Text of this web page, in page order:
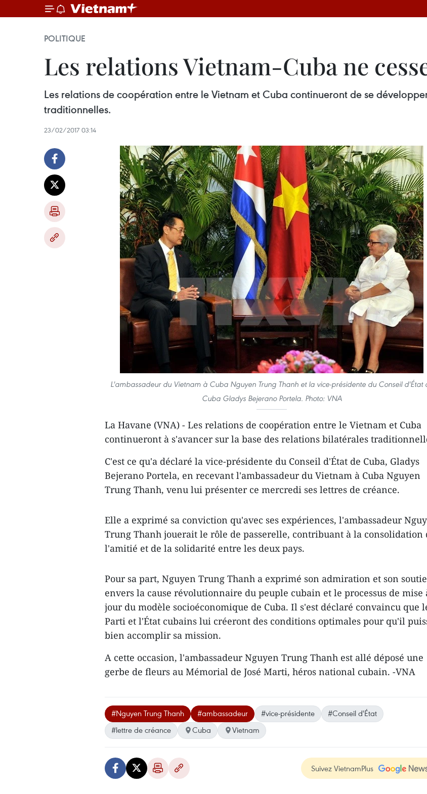
POLITIQUE
Les relations Vietnam-Cuba ne
Les relations de coopération entre le Vietnam et Cuba continueront ​de se
traditionnelles.
23/02/2017 03:14
L'ambassadeur du Vietnam à Cuba Nguyen Trung Thanh et la vice-présidente du Conseil d'État
Cuba Gladys Bejerano Portela. Photo: VNA
La Havane (VNA) - Les relations de coopération entre le Vietnam et Cuba
continueront ​à s'avancer sur la base des relations bilatérales
C'est ce qu'a déclaré la vice-présidente du Conseil d'État de Cuba, Gladys
Bejerano Portela, en recevant l'ambassadeur du Vietnam à Cuba Nguyen
Trung Thanh, venu lui présenter ce mercredi ses lettres de créance.
Elle a exprimé sa conviction qu'avec ses expériences, l'ambassadeur
Trung Thanh jouerait le rôle de passerelle, contribuant à la consolidation
l'amitié et de la solidarité entre les deux pays.
Pour sa part, Nguyen Trung Thanh a exprimé son admiration et son
envers la cause révolutionnaire du peuple cubain et ​le processus de mise
jour du modèle socioéconomique de Cuba. Il s'est déclaré convaincu que
Parti et l'État cubains lui créeront des conditions ​optimales ​pour qu'il
bien accomplir sa mission.
A cette occasion, l'ambassadeur Nguyen Trung Thanh est allé déposé une
gerbe de fleurs au Mémorial de José Marti, héros national cubain. -VNA
#Nguyen Trung Thanh #ambassadeur #vice-présidente
#Conseil d'État
#lettre de créance
Cuba Vietnam
Suivez VietnamPlus